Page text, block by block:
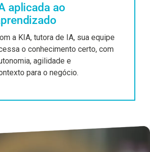
aplicada ao
a KIA, tutora de IA, sua equipe
o conhecimento certo, com
agilidade e
para o negócio.